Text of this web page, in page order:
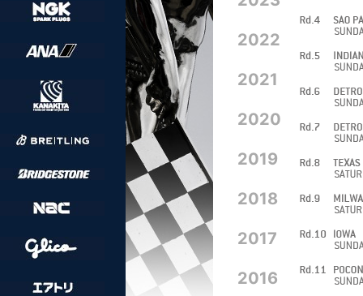
2022
2021
2020
2019
2018
2017
2016